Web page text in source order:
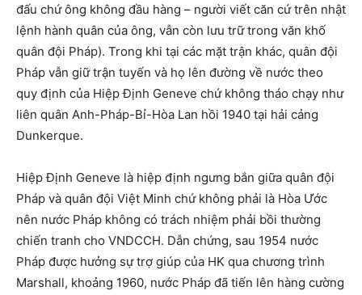
đấu chứ ông không đầu hàng – người viết căn cứ trên nhật
lệnh hành quân của ông, vẫn còn lưu trữ trong văn khố
quân đội Pháp). Trong khi tại các mặt trận khác, quân đội
Pháp vẫn giữ trận tuyến và họ lên đường về nước theo
quy định của Hiệp Định Geneve chứ không tháo chạy như
liên quân Anh-Pháp-Bỉ-Hòa Lan hồi 1940 tại hải cảng
Dunkerque.
Hiệp Định Geneve là hiệp định ngưng bắn giữa quân đội
Pháp và quân đội Việt Minh chứ không phải là Hòa Ước
nên nước Pháp không có trách nhiệm phải bồi thường
chiến tranh cho VNDCCH. Dẫn chứng, sau 1954 nước
Pháp được hưởng sự trợ giúp của HK qua chương trình
Marshall, khoảng 1960, nước Pháp đã tiến lên hàng cường